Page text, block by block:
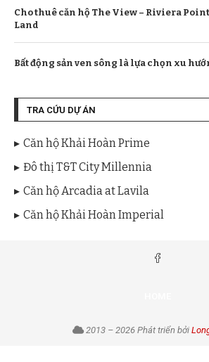
Cho thuê căn hộ The View – Riviera
Land
Bất động sản ven sông là lựa chọn xu
TRA CỨU DỰ ÁN
Căn hộ Khải Hoàn Prime
Đô thị T&T City Millennia
Căn hộ Arcadia at Lavila
Căn hộ Khải Hoàn Imperial
2013 – 2026 Phát triển bởi